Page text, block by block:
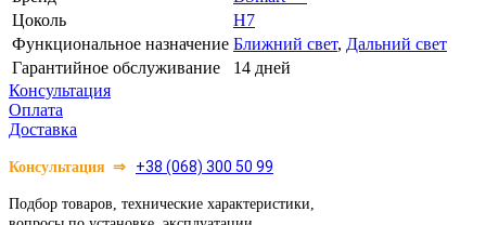
Цоколь
H7
Функциональное назначение Ближний свет, Дальний свет
Гарантийное обслуживание
14 дней
Консультация
Оплата
Доставка
Консультация ⇒ +38 (068) 300 50 99
Подбор товаров, технические характеристики,